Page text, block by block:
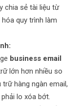
chia sẻ tài liệu từ
quy trình làm
business email
lớn hơn nhiều so
hàng ngàn email,
lo xóa bớt.